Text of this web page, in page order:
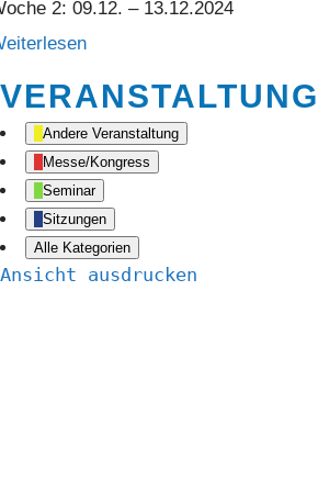
2: 09.12. – 13.12.2024
Andere Veranstaltung
Messe/Kongress
Seminar
Sitzungen
Alle Kategorien
Ansicht ausdrucken